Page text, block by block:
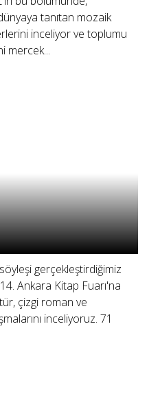
tanıtan mozaik
inceliyor ve toplumu
mercek...
gerçekleştirdiğimiz
Ankara Kitap Fuarı'na
çizgi roman ve
inceliyoruz. 71